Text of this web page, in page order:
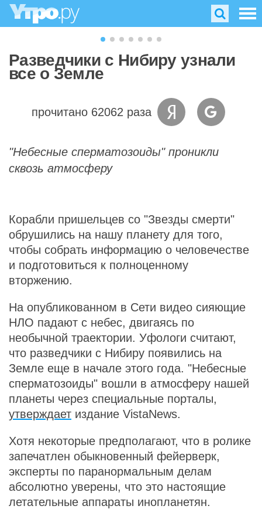
Разведчики с Нибиру узнали
все о Земле
прочитано 62062 раза
"Небесные сперматозоиды" проникли
сквозь атмосферу
Корабли пришельцев со "Звезды смерти"
обрушились на нашу планету для того,
чтобы собрать информацию о человечестве
и подготовиться к полноценному
вторжению.
На опубликованном в Сети видео сияющие
НЛО падают с небес, двигаясь по
необычной траектории. Уфологи считают,
что разведчики с Нибиру появились на
Земле еще в начале этого года. "Небесные
сперматозоиды" вошли в атмосферу нашей
планеты через специальные порталы,
утверждает издание VistaNews.
Хотя некоторые предполагают, что в ролике
запечатлен обыкновенный фейерверк,
эксперты по паранормальным делам
абсолютно уверены, что это настоящие
летательные аппараты инопланетян.